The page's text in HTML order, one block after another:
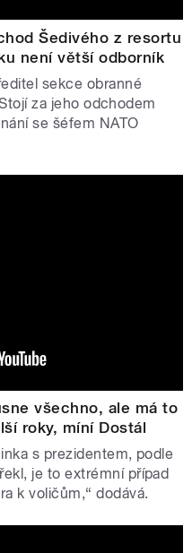
Šedivého z resortu
není větší odborník
sekce obranné
za jeho odchodem
se šéfem NATO
všechno, ale má to
roky, míní Dostál
s prezidentem, podle
je to extrémní případ
k voličům,“ dodává.